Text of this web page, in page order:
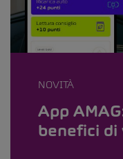
NOVITÀ
App
benefici di